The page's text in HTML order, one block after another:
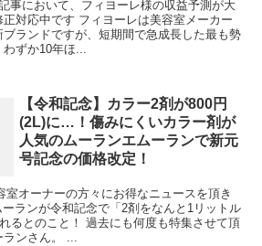
事において、フィヨーレ様の収益予測が大
対応中です フィヨーレは美容室メーカー
ランドですが、短期間で急成長した最も勢
ずか10年ほ...
【令和記念】カラー2剤が800円
(2L)に…！傷みにくいカラー剤が
人気のムーランエムーランで新元
号記念の価格改定！
室オーナーの方々にお得なニュースを頂き
ランが令和記念で「2剤をなんと1リットル
るとのこと！ 過去にも何度も特集させて頂
ランさん。 ...